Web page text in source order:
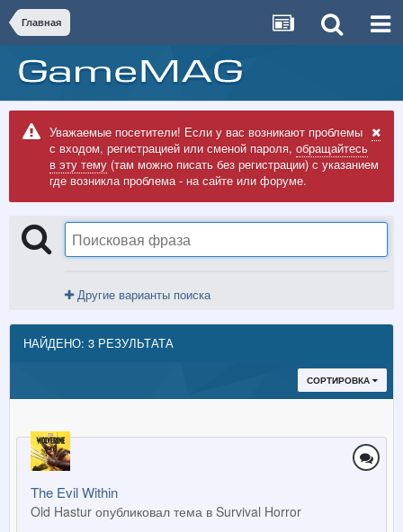
Главная
Уважаемые посетители! Если у вас возникают проблемы
с входом, регистрацией или сменой пароля, обращайтесь
в эту тему (там можно писать без регистрации) с указанием
где возникла проблема - на сайте или форуме.
Другие варианты поиска
НАЙДЕНО: 3 РЕЗУЛЬТАТА
СОРТИРОВКА
The Evil Within
Old Hastur опубликовал тема в Survival Horror